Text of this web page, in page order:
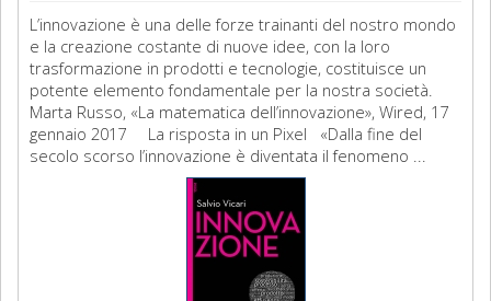
L’innovazione è una delle forze trainanti del nostro mondo
e la creazione costante di nuove idee, con la loro
trasformazione in prodotti e tecnologie, costituisce un
potente elemento fondamentale per la nostra società.
Marta Russo, «La matematica dell’innovazione», Wired, 17
gennaio 2017 La risposta in un Pixel «Dalla fine del
secolo scorso l’innovazione è diventata il fenomeno ...